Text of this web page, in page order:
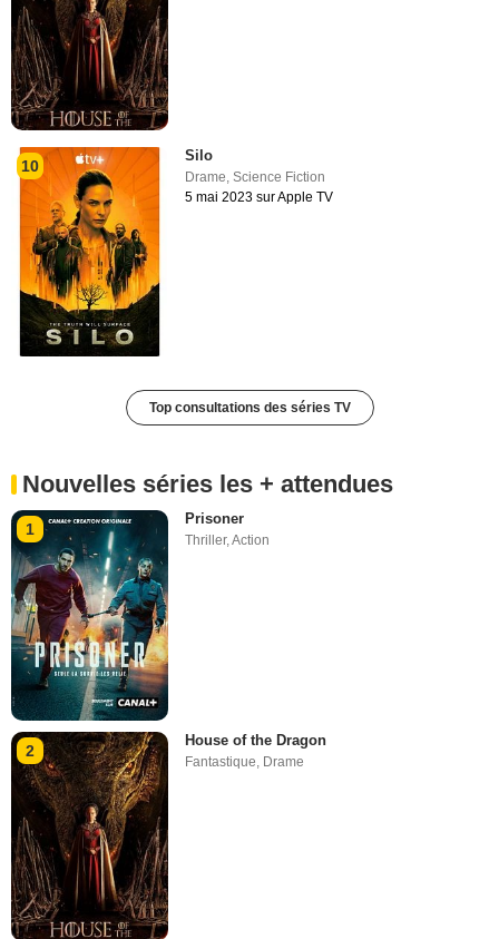
10
Silo
Drame,Science Fiction
5 mai 2023 sur Apple TV
Top consultations des séries TV
Nouvelles séries les + attendues
1
Prisoner
Thriller,Action
2
House of the Dragon
Fantastique Drame